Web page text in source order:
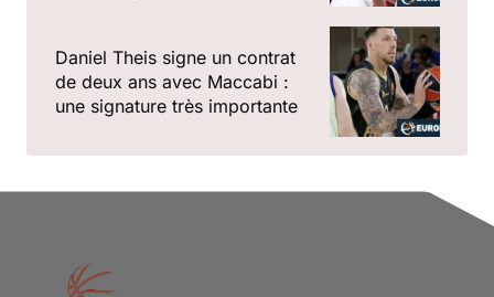
Daniel Theis signe un contrat
de deux ans avec Maccabi :
une signature très importante